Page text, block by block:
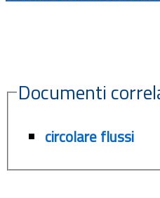
Documenti
circolare flussi